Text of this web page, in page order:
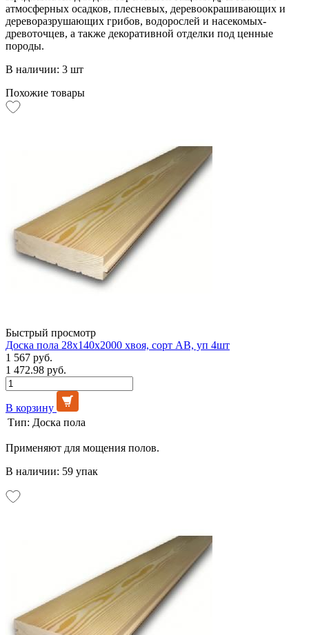
атмосферных осадков, плесневых, деревоокрашивающих и
дереворазрушающих грибов, водорослей и насекомых-
древоточцев, а также декоративной отделки под ценные
породы.
В наличии: 3 шт
Похожие товары
Быстрый просмотр
Доска пола 28х140х2000 хвоя, сорт АВ, уп 4шт
1 567 руб.
1 472.98 руб.
В корзину
Тип: Доска пола
Применяют для мощения полов.
В наличии: 59 упак